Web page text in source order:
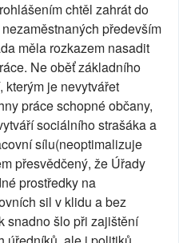
chtěl zahrát do
především
měla rozkazem nasadit
Ne oběť základního
je nevytvářet
práce schopné občany,
sociálního strašáka a
sílu(neoptimalizuje
přesvědčený, že Úřady
prostředky na
sil v klidu a bez
snadno šlo při zajištění